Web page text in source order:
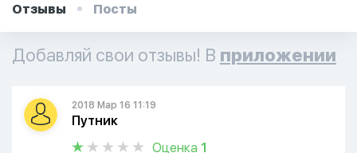
Отзывы Посты
Добавляй свои отзывы! В приложении
2018 Мар 16 11:19
Путник
Оценка 1